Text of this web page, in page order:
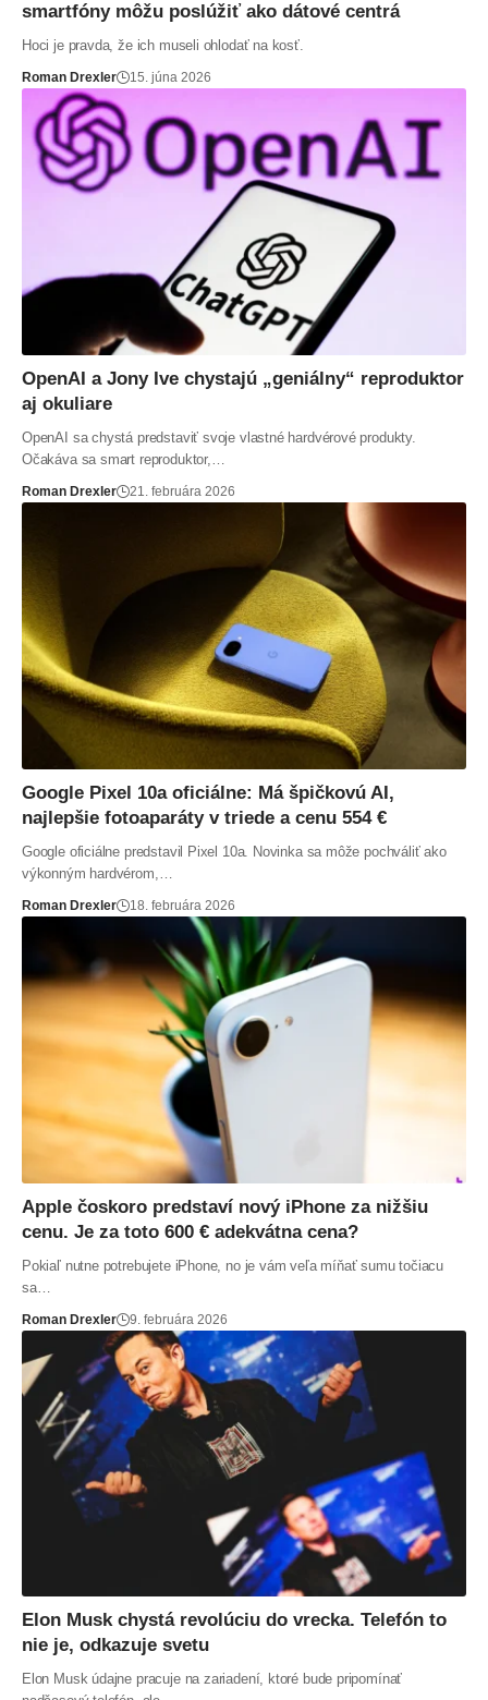
smartfóny môžu poslúžiť ako dátové centrá
Hoci je pravda, že ich museli ohlodať na kosť.
Roman Drexler 15. júna 2026
OpenAI a Jony Ive chystajú „geniálny“ reproduktor
aj okuliare
OpenAI sa chystá predstaviť svoje vlastné hardvérové produkty.
Očakáva sa smart reproduktor,…
Roman Drexler 21. februára 2026
Google Pixel 10a oficiálne: Má špičkovú AI,
najlepšie fotoaparáty v triede a cenu 554 €
Google oficiálne predstavil Pixel 10a. Novinka sa môže pochváliť ako
výkonným hardvérom,…
Roman Drexler 18. februára 2026
Apple čoskoro predstaví nový iPhone za nižšiu
cenu. Je za toto 600 € adekvátna cena?
Pokiaľ nutne potrebujete iPhone, no je vám veľa míňať sumu točiacu
sa…
Roman Drexler 9. februára 2026
Elon Musk chystá revolúciu do vrecka. Telefón to
nie je, odkazuje svetu
Elon Musk údajne pracuje na zariadení, ktoré bude pripomínať